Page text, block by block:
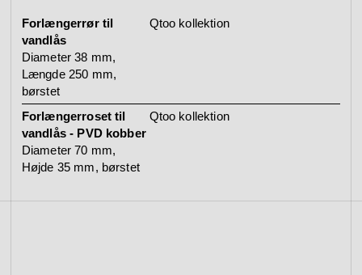
Forlængerrør til
vandlås
Diameter 38 mm,
Længde 250 mm,
børstet
Qtoo kollektion
Forlængerroset til
vandlås - PVD kobber
Diameter 70 mm,
Højde 35 mm, børstet
Qtoo kollektion